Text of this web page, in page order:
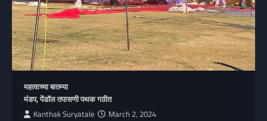
महत्वाच्या बातम्या
मंडप, पेंडॉल तपासणी पथक गठीत
Kanthak Suryatale March 2, 2024